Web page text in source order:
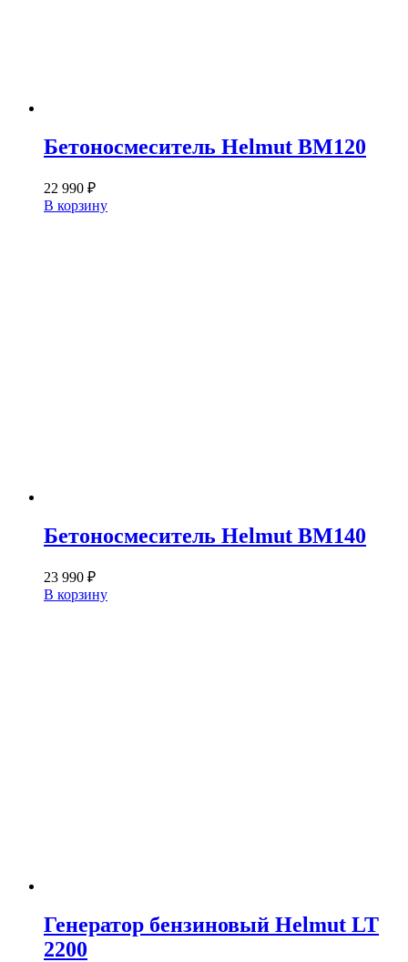
Бетоносмеситель Helmut BM120
22 990 ₽
В корзину
Бетоносмеситель Helmut BM140
23 990 ₽
В корзину
Генератор бензиновый Helmut LT
2200